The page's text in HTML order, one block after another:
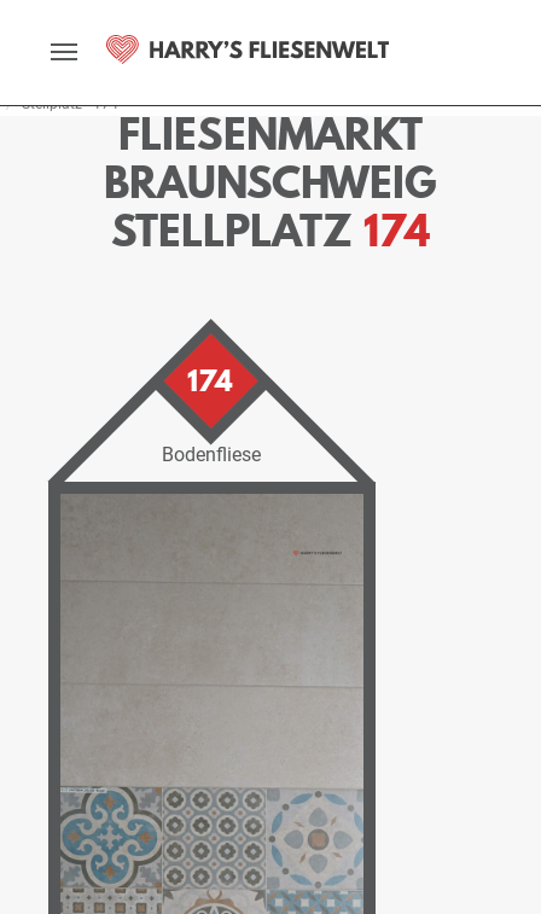
Stellplatz - 174FLIESENMARKT
BRAUNSCHWEIG
STELLPLATZ 174
174
Bodenfliese